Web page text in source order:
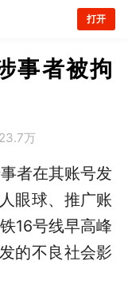
打开
事者被拘
23.7万
者在其账号发
眼球、推广账
16号线早高峰
的不良社会影